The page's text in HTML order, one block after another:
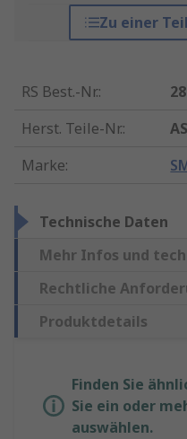
Zu einer
RS Best.-Nr.:
Herst. Teile-Nr.:
Marke:
Technische Daten
Mehr Infos und
Rechtliche
Produktdetails
Finden Sie
Sie ein oder
auswählen.